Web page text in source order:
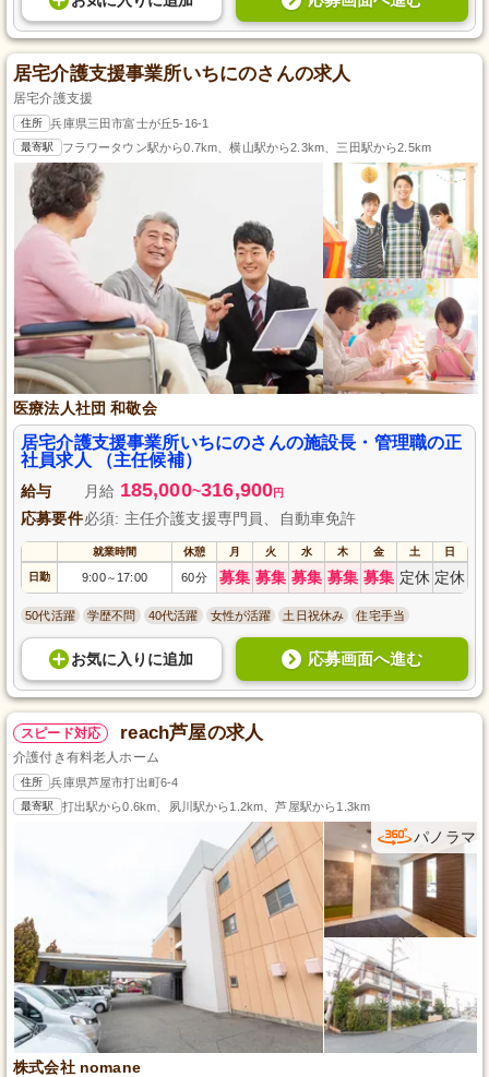
居宅介護支援事業所いちにのさんの求人
居宅介護支援
住所 兵庫県三田市富士が丘5-16-1
最寄駅 フラワータウン駅から0.7km、横山駅から2.3km、三田駅から2.5km
医療法人社団 和敬会
居宅介護支援事業所いちにのさんの施設長・管理職の正
社員求人 （主任候補）
給与 月給 185,000~316,900円
応募要件必須: 主任介護支援専門員、自動車免許
就業時間 休憩 月 火 水 木 金 土 日
日勤 9:00～ 17:00 60分 募集 募集 募集 募集 募集 定休 定休
50代活躍 学歴不問 40代活躍 女性が活躍 土日祝休み 住宅手当
お気に入り に追加 応募画面へ進む
スピード対応 reach芦屋の求人
介護付き有料老人ホーム
住所 兵庫県芦屋市打出町6-4
最寄駅 打出駅から0.6km、夙川駅から1.2km、芦屋駅から1.3km
パノラマ
株式会社 nomane